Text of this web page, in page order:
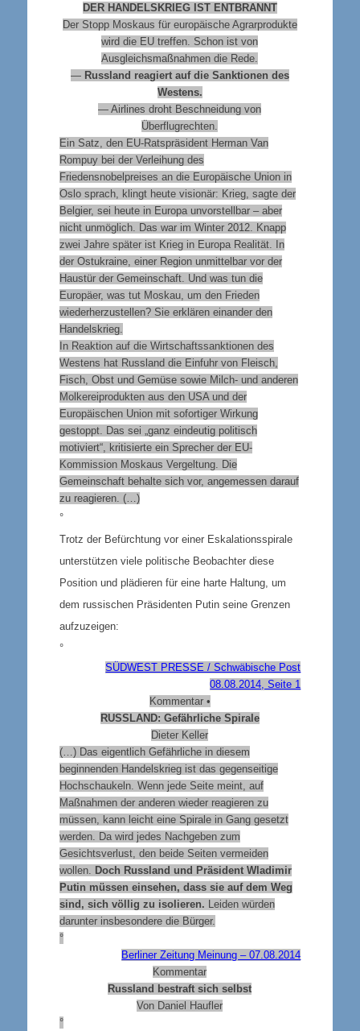
DER HANDELSKRIEG IST ENTBRANNT
Der Stopp Moskaus für europäische Agrarprodukte
wird die EU treffen. Schon ist von
Ausgleichsmaßnahmen die Rede.
— Russland reagiert auf die Sanktionen des
Westens.
— Airlines droht Beschneidung von
Überflugrechten.
Ein Satz, den EU-Ratspräsident Herman Van
Rompuy bei der Verleihung des
Friedensnobelpreises an die Europäische Union in
Oslo sprach, klingt heute visionär: Krieg, sagte der
Belgier, sei heute in Europa unvorstellbar – aber
nicht unmöglich. Das war im Winter 2012. Knapp
zwei Jahre später ist Krieg in Europa Realität. In
der Ostukraine, einer Region unmittelbar vor der
Haustür der Gemeinschaft. Und was tun die
Europäer, was tut Moskau, um den Frieden
wiederherzustellen? Sie erklären einander den
Handelskrieg.
In Reaktion auf die Wirtschaftssanktionen des
Westens hat Russland die Einfuhr von Fleisch,
Fisch, Obst und Gemüse sowie Milch- und anderen
Molkereiprodukten aus den USA und der
Europäischen Union mit sofortiger Wirkung
gestoppt. Das sei „ganz eindeutig politisch
motiviert“, kritisierte ein Sprecher der EU-
Kommission Moskaus Vergeltung. Die
Gemeinschaft behalte sich vor, angemessen darauf
zu reagieren. (…)
°
Trotz der Befürchtung vor einer Eskalationsspirale
unterstützen viele politische Beobachter diese
Position und plädieren für eine harte Haltung, um
dem russischen Präsidenten Putin seine Grenzen
aufzuzeigen:
°
SÜDWEST PRESSE / Schwäbische Post
08.08.2014, Seite 1
Kommentar •
RUSSLAND: Gefährliche Spirale
Dieter Keller
(…) Das eigentlich Gefährliche in diesem
beginnenden Handelskrieg ist das gegenseitige
Hochschaukeln. Wenn jede Seite meint, auf
Maßnahmen der anderen wieder reagieren zu
müssen, kann leicht eine Spirale in Gang gesetzt
werden. Da wird jedes Nachgeben zum
Gesichtsverlust, den beide Seiten vermeiden
wollen. Doch Russland und Präsident Wladimir
Putin müssen einsehen, dass sie auf dem Weg
sind, sich völlig zu isolieren. Leiden würden
darunter insbesondere die Bürger.
°
Berliner Zeitung Meinung – 07.08.2014
Kommentar
Russland bestraft sich selbst
Von Daniel Haufler
°